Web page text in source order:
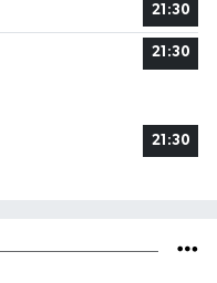
21:30
21:30
21:30